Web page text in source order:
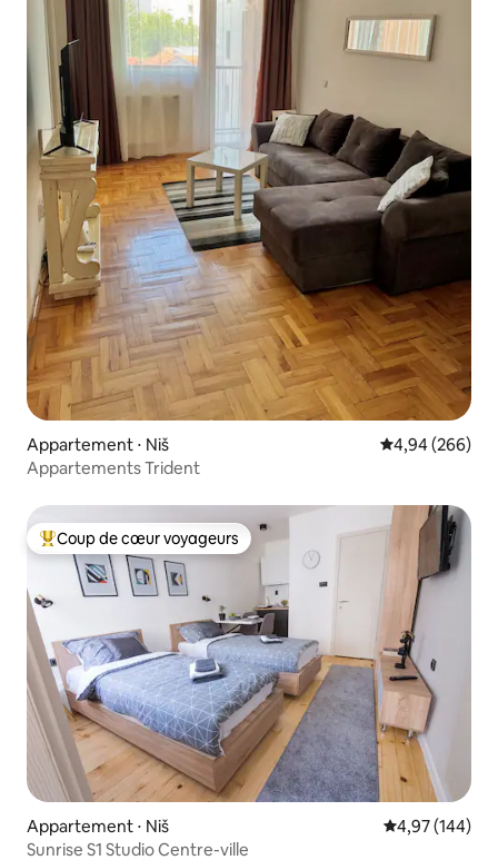
Appartement ⋅ Niš Évaluation
4,94 (266)
Appartements Trident
Coups de cœur voyageurs les plus appréciés
Coup de cœur voyageurs
Appartement ⋅ Niš Évaluation
4,97 (144)
Sunrise S1 Studio Centre-ville